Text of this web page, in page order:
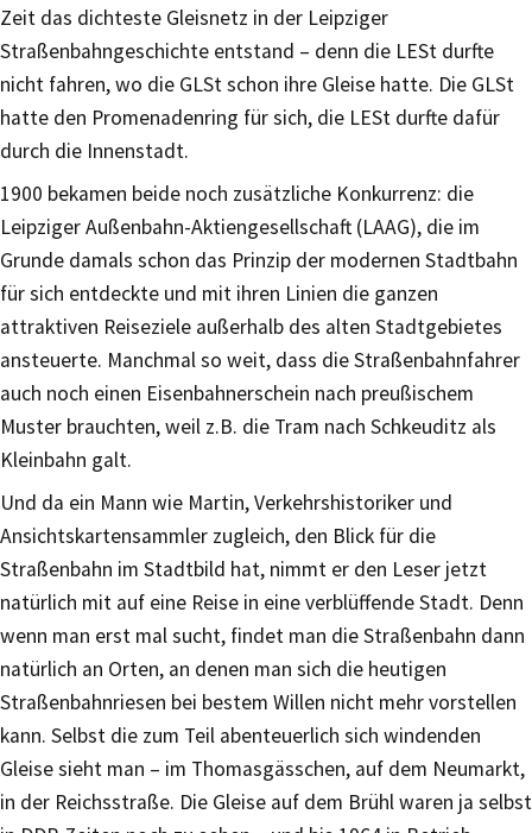
Zeit das dichteste Gleisnetz in der Leipziger
Straßenbahngeschichte entstand – denn die LESt durfte
nicht fahren, wo die GLSt schon ihre Gleise hatte. Die GLSt
hatte den Promenadenring für sich, die LESt durfte dafür
durch die Innenstadt.
1900 bekamen beide noch zusätzliche Konkurrenz: die
Leipziger Außenbahn-Aktiengesellschaft (LAAG), die im
Grunde damals schon das Prinzip der modernen Stadtbahn
für sich entdeckte und mit ihren Linien die ganzen
attraktiven Reiseziele außerhalb des alten Stadtgebietes
ansteuerte. Manchmal so weit, dass die Straßenbahnfahrer
auch noch einen Eisenbahnerschein nach preußischem
Muster brauchten, weil z.B. die Tram nach Schkeuditz als
Kleinbahn galt.
Und da ein Mann wie Martin, Verkehrshistoriker und
Ansichtskartensammler zugleich, den Blick für die
Straßenbahn im Stadtbild hat, nimmt er den Leser jetzt
natürlich mit auf eine Reise in eine verblüffende Stadt. Denn
wenn man erst mal sucht, findet man die Straßenbahn dann
natürlich an Orten, an denen man sich die heutigen
Straßenbahnriesen bei bestem Willen nicht mehr vorstellen
kann. Selbst die zum Teil abenteuerlich sich windenden
Gleise sieht man – im Thomasgässchen, auf dem Neumarkt,
in der Reichsstraße. Die Gleise auf dem Brühl waren ja selbst